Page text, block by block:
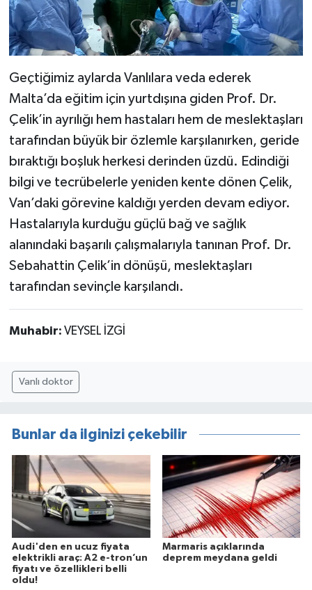
Geçtiğimiz aylarda Vanlılara veda ederek
Malta’da eğitim için yurtdışına giden Prof. Dr.
Çelik’in ayrılığı hem hastaları hem de meslektaşları
tarafından büyük bir özlemle karşılanırken, geride
bıraktığı boşluk herkesi derinden üzdü. Edindiği
bilgi ve tecrübelerle yeniden kente dönen Çelik,
Van’daki görevine kaldığı yerden devam ediyor.
Hastalarıyla kurduğu güçlü bağ ve sağlık
alanındaki başarılı çalışmalarıyla tanınan Prof. Dr.
Sebahattin Çelik’in dönüşü, meslektaşları
tarafından sevinçle karşılandı.
Muhabir: VEYSEL İZGİ
Vanlı doktor
Bunlar da ilginizi çekebilir
Audi'den en ucuz fiyata
elektrikli araç: A2 e-tron’un
fiyatı ve özellikleri belli
oldu!
Marmaris açıklarında
deprem meydana geldi